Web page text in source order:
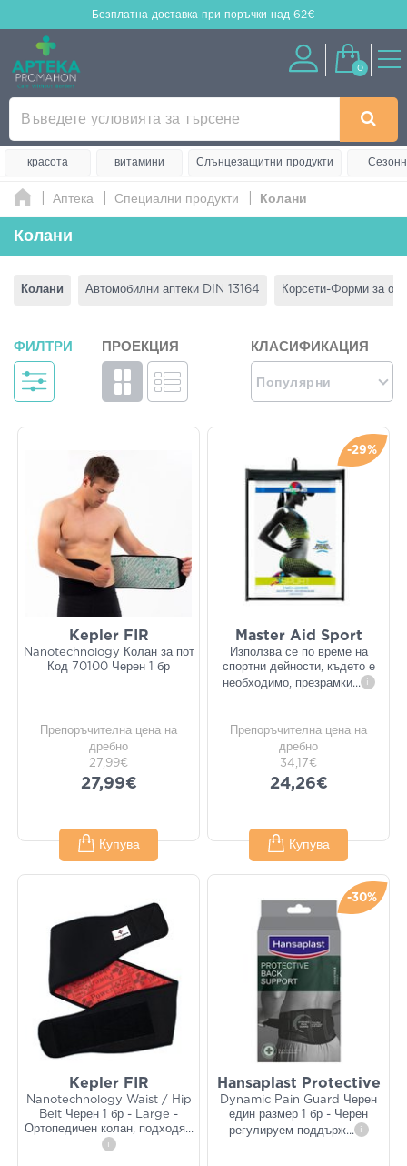
Безплатна доставка при поръчки над 62€
0
красота витамини Слънцезащитни продукти
Аптека Специални продукти Колани
Колани
Колани Автомобилни аптеки DIN 13164 Корсети-Φорми за
ФИЛТРИ ПРОЕКЦИЯ КЛАСИФИКАЦИЯ
Популярни
Kepler FIR
Nanotechnology Колан за пот
Код 70100 Черен 1 бр
Препоръчителна цена на
дребно
27,99€
27,99€
Купува
-29%
Master Aid Sport
Използва се по време на
спортни дейности, където е
необходимо, презрамки... i
Препоръчителна цена на
дребно
34,17€
24,26€
Купува
Kepler FIR
Nanotechnology Waist / Hip
Belt Черен 1 бр - Large -
Ортопедичен колан, подходя...
i
-30%
Hansaplast Protective
Dynamic Pain Guard Черен
един размер 1 бр - Черен
регулируем поддърж... i